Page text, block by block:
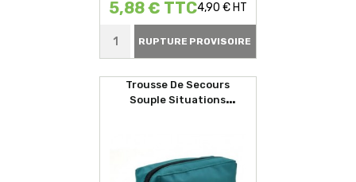
5,88 € TTC4,90 € HT
RUPTURE PROVISOIRE
Trousse De Secours
Souple Situations